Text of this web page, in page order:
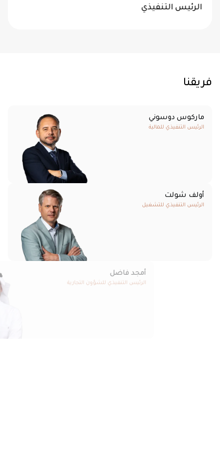
الرئيس التنفيذي
فريقنا
ماركوس دوسوني
الرئيس التنفيذي للمالية
أولف شولت
الرئيس التنفيذي للتشغيل
أمجد فاضل
الرئيس التنفيذي للشؤون التجارية